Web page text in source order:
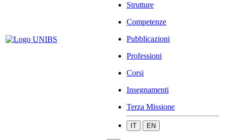
Strutture
Competenze
Pubblicazioni
Professioni
Corsi
Insegnamenti
Terza Missione
IT EN